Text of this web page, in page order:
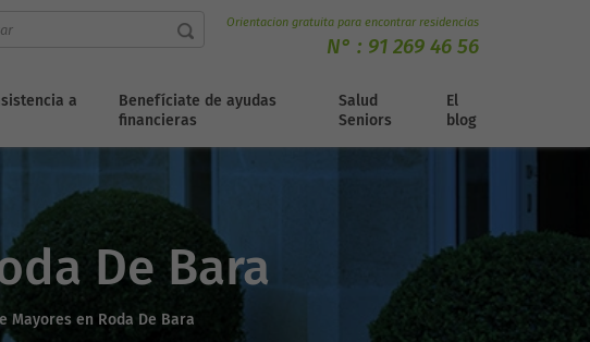
Orientacion gratuita para encontrar residencias
N° : 91 269 46 56
a
Benefíciate de ayudas
financieras
Salud
Seniors
El
blog
De Bara
Mayores en Roda De Bara